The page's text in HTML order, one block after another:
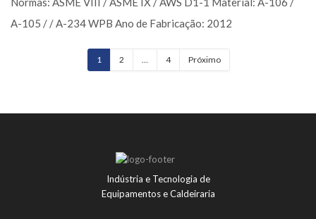
Outros Segmentos • Spool / Skid / Tubulação
1 2 … 4 Próximo
Indústria e Tecnologia de
Equipamentos e Caldeiraria